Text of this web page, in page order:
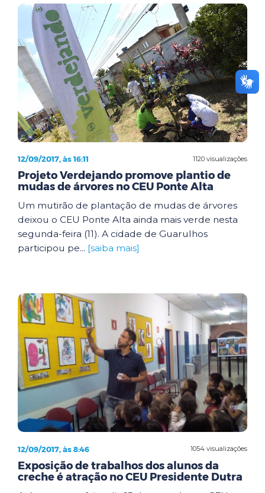
1120 visualizações
12/09/2017, às 16:11
Projeto Verdejando promove plantio de
mudas de árvores no CEU Ponte Alta
Um mutirão de plantação de mudas de árvores
deixou o CEU Ponte Alta ainda mais verde nesta
segunda-feira (11). A cidade de Guarulhos
participou pe... [saiba mais]
1054 visualizações
12/09/2017, às 8:46
Exposição de trabalhos dos alunos da
creche é atração no CEU Presidente Dutra